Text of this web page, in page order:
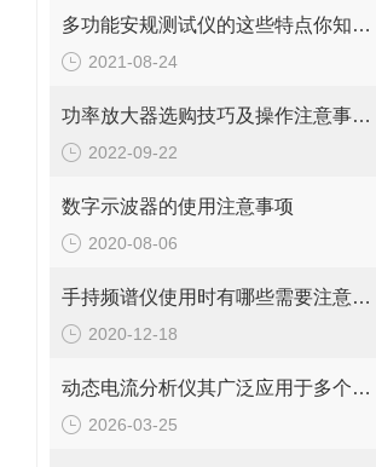
多功能安规测试仪的这些特点你知道吗
2021-08-24
功率放大器选购技巧及操作注意事项分享
2022-09-22
数字示波器的使用注意事项
2020-08-06
手持频谱仪使用时有哪些需要注意的地方？
2020-12-18
动态电流分析仪其广泛应用于多个领域
2026-03-25